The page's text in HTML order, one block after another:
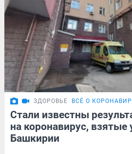
ЗДОРОВЬЕ ВСЁ О
Стали известны
на коронавирус,
Башкирии